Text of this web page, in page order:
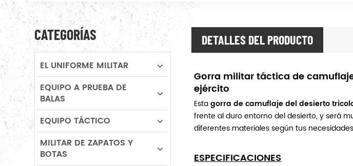
DETALLES DEL PRODUCTO
Gorra militar táctica de
ejército
Estagorra de camuflaje del desierto
frente al duro entorno del desierto, y será
diferentes materiales según tus
ESPECIFICACIONES
CATEGORÍAS
EL UNIFORME MILITAR
EQUIPO A PRUEBA DE
BALAS
EQUIPO TÁCTICO
MILITAR DE ZAPATOS Y
BOTAS